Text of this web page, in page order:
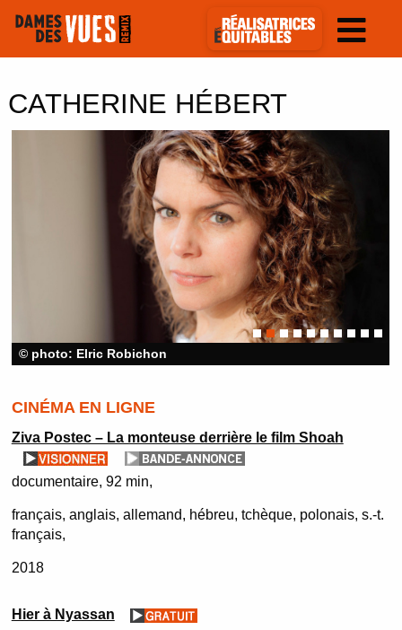
CATHERINE HÉBERT
© photo: Elric Robichon
CINÉMA EN LIGNE
Ziva Postec – La monteuse derrière le film Shoah
documentaire 92 min
français, anglais, allemand, hébreu, tchèque, polonais, s.-t.
français
2018
Hier à Nyassan